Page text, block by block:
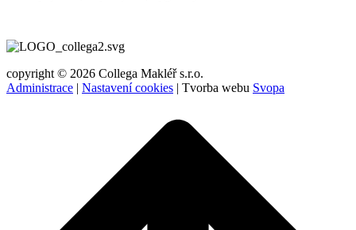
copyright © 2026 Collega Makléř s.r.o.
Administrace | Nastavení cookies | Tvorba webu Svopa